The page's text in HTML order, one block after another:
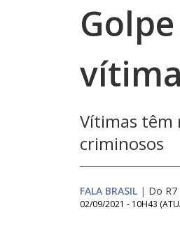
Vítimas têm
criminosos
FALA BRASIL | Do R7
02/09/2021 - 10H43